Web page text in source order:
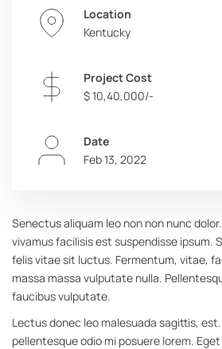
Location
Kentucky
Project Cost
$ 10,40,000/-
Date
Feb 13, 2022
Senectus aliquam leo non non nunc
vivamus facilisis est suspendisse ipsum.
felis vitae sit luctus. Fermentum, vitae,
massa massa vulputate nulla.
faucibus vulputate.
Lectus donec leo malesuada sagittis,
pellentesque odio mi posuere lorem.